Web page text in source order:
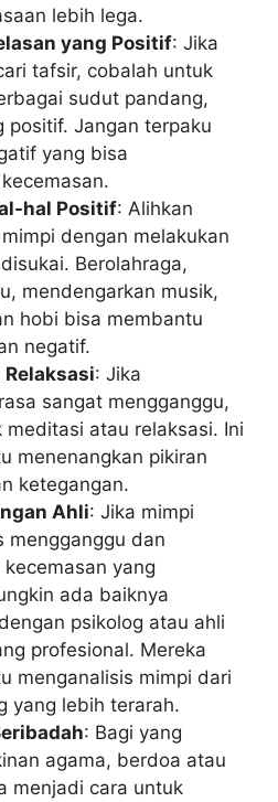
lebih lega.
yang Positif: Jika
tafsir, cobalah untuk
sudut pandang,
positif. Jangan terpaku
yang bisa
hal Positif: Alihkan
dengan melakukan
Berolahraga,
mendengarkan musik,
hobi bisa membantu
negatif.
: Jika
sangat mengganggu,
meditasi atau relaksasi. Ini
menenangkan pikiran
ketegangan.
Ahli: Jika mimpi
mengganggu dan
yang
ada baiknya
psikolog atau ahli
profesional. Mereka
menganalisis mimpi dari
yang lebih terarah.
: Bagi yang
agama, berdoa atau
menjadi cara untuk